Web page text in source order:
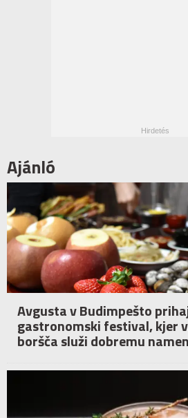
Ajánló
Avgusta v Budimpešto
gastronomski festival, kjer
boršča služi dobremu